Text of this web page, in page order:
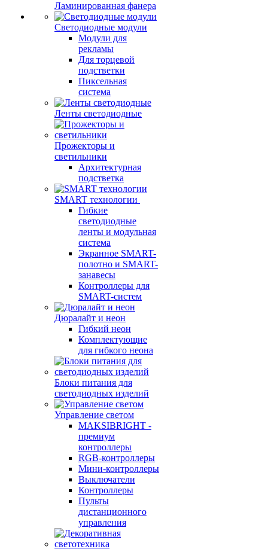
Ламинированная фанера
Светодиодные модули
Модули для
рекламы
Для торцевой
подстветки
Пиксельная
система
Ленты светодиодные
Прожекторы и
светильники
Архитектурная
подстветка
SMART технологии
Гибкие
светодиодные
ленты и модульная
система
Экранное SMART-
полотно и SMART-
занавесы
Контроллеры для
SMART-систем
Дюралайт и неон
Гибкий неон
Комплектующие
для гибкого неона
Блоки питания для
светодиодных изделий
Управление светом
MAKSIBRIGHT -
премиум
контроллеры
RGB-контроллеры
Мини-контроллеры
Выключатели
Контроллеры
Пульты
дистанционного
управления